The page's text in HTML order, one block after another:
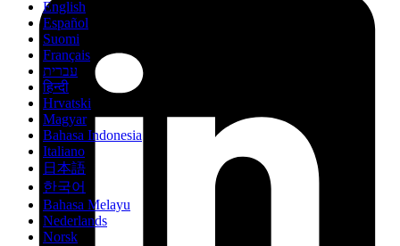
English
Español
Suomi
Français
עברית
हिन्दी
Hrvatski
Magyar
Bahasa Indonesia
Italiano
日本語
한국어
Bahasa Melayu
Nederlands
Norsk